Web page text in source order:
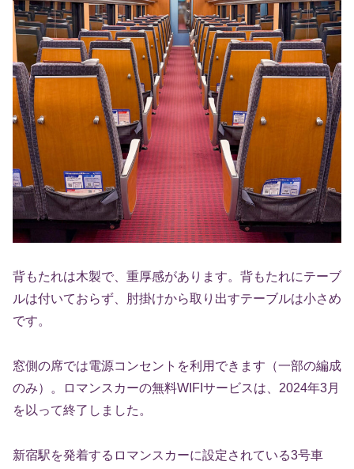
背もたれは木製で、重厚感があります。背もたれにテーブ
ルは付いておらず、肘掛けから取り出すテーブルは小さめ
です。
窓側の席では電源コンセントを利用できます（一部の編成
のみ）。ロマンスカーの無料WIFIサービスは、2024年3月
を以って終了しました。
新宿駅を発着するロマンスカーに設定されている3号車